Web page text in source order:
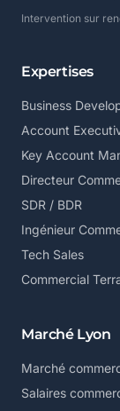
Intervention sur
Expertises
Business
Account
Key Account
Directeur
SDR / BDR
Ingénieur
Tech Sales
Commercial
Marché Lyon
Marché
Salaires